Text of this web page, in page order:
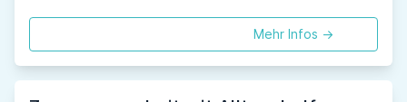
Mehr Infos ->